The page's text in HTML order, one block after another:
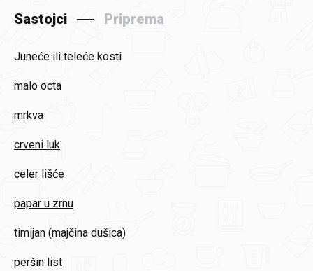
Sastojci Priprema
Juneće ili teleće kosti
malo octa
mrkva
crveni luk
celer lišće
papar u zrnu
timijan (majčina dušica)
peršin list